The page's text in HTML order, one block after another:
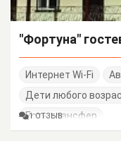
"Фортуна"
Интернет Wi-Fi
Дети любого
Есть трансфер
1 ОТЗЫВ